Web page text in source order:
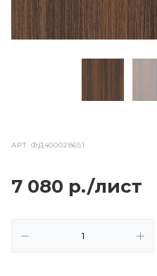
АРТ.ФД400028651
7 080 р./лист